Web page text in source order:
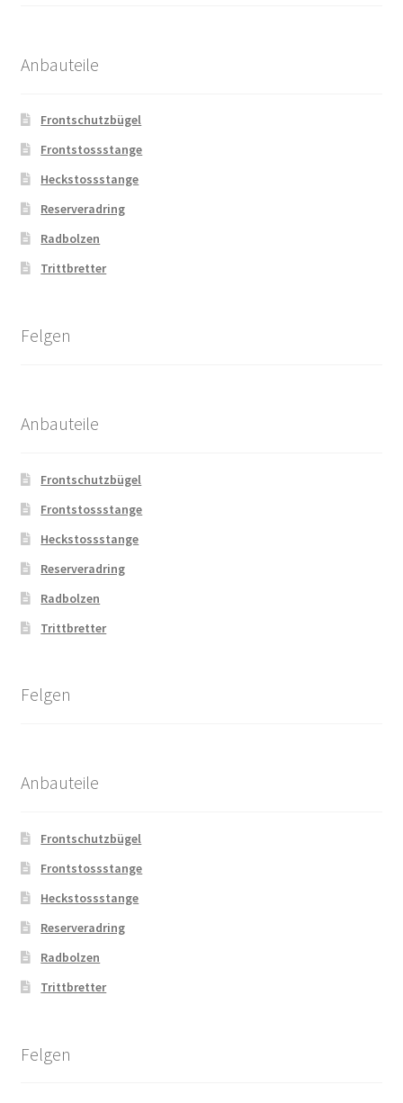
Anbauteile
Frontschutzbügel
Frontstossstange
Heckstossstange
Reserveradring
Radbolzen
Trittbretter
Felgen
Anbauteile
Frontschutzbügel
Frontstossstange
Heckstossstange
Reserveradring
Radbolzen
Trittbretter
Felgen
Anbauteile
Frontschutzbügel
Frontstossstange
Heckstossstange
Reserveradring
Radbolzen
Trittbretter
Felgen